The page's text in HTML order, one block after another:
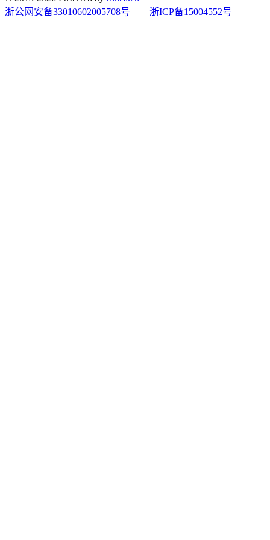
浙公网安备33010602005708号
浙ICP备15004552号